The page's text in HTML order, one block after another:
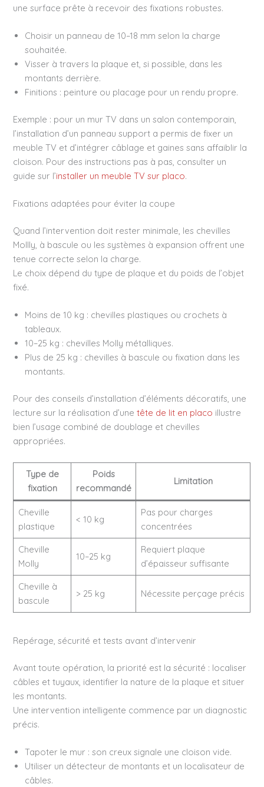
une surface prête à recevoir des fixations robustes.
Choisir un panneau de 10–18 mm selon la charge
souhaitée.
Visser à travers la plaque et, si possible, dans les
montants derrière.
Finitions : peinture ou placage pour un rendu propre.
Exemple : pour un mur TV dans un salon contemporain,
l’installation d’un panneau support a permis de fixer un
meuble TV et d’intégrer câblage et gaines sans affaiblir la
cloison. Pour des instructions pas à pas, consulter un
guide sur l’installer un meuble TV sur placo.
Fixations adaptées pour éviter la coupe
Quand l’intervention doit rester minimale, les chevilles
Mollly, à bascule ou les systèmes à expansion offrent une
tenue correcte selon la charge.
Le choix dépend du type de plaque et du poids de l’objet
fixé.
Moins de 10 kg : chevilles plastiques ou crochets à
tableaux.
10–25 kg : chevilles Molly métalliques.
Plus de 25 kg : chevilles à bascule ou fixation dans les
montants.
Pour des conseils d’installation d’éléments décoratifs, une
lecture sur la réalisation d’unetête de lit en placo illustre
bien l’usage combiné de doublage et chevilles
appropriées.
Type de
fixation
Poids
recommandé
Limitation
Cheville
plastique
< 10 kg
Pas pour charges
concentrées
Cheville
Molly
10–25 kg
Requiert plaque
d’épaisseur suffisante
Cheville à
bascule
> 25 kg Nécessite perçage précis
Repérage, sécurité et tests avant d’intervenir
Avant toute opération, la priorité est la sécurité : localiser
câbles et tuyaux, identifier la nature de la plaque et situer
les montants.
Une intervention intelligente commence par un diagnostic
précis.
Tapoter le mur : son creux signale une cloison vide.
Utiliser un détecteur de montants et un localisateur de
câbles.